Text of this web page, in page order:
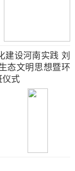
建设河南实践 刘
态文明思想暨环
仪式